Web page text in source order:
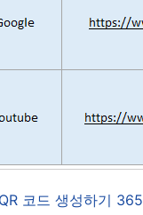
코드 생성하기 365